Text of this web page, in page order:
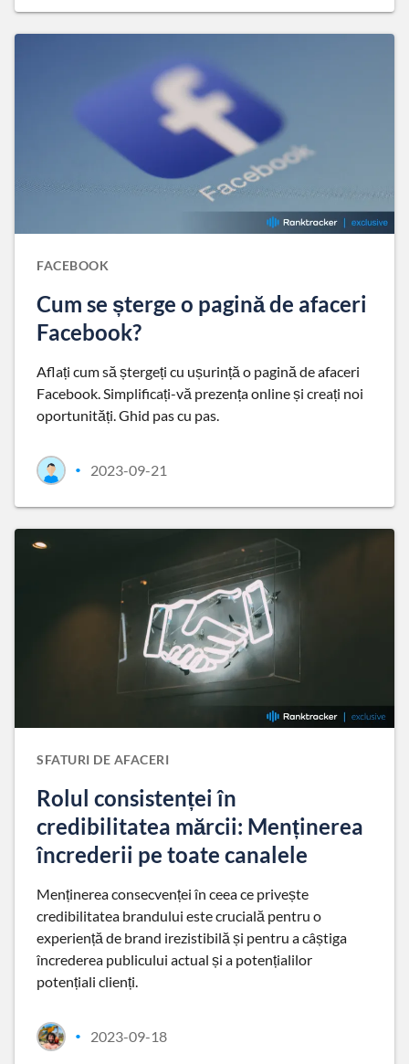
FACEBOOK
Cum se șterge o pagină de afaceri
Facebook?
Aflați cum să ștergeți cu ușurință o pagină de afaceri
Facebook. Simplificați-vă prezența online și creați noi
oportunități. Ghid pas cu pas.
• 2023-09-21
SFATURI DE AFACERI
Rolul consistenței în
credibilitatea mărcii: Menținerea
încrederii pe toate canalele
Menținerea consecvenței în ceea ce privește
credibilitatea brandului este crucială pentru o
experiență de brand irezistibilă și pentru a câștiga
încrederea publicului actual și a potențialilor
potențiali clienți.
• 2023-09-18